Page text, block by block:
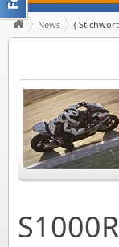
News {